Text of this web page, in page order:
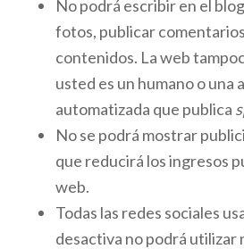
No podrá escribir en el
fotos, publicar
contenidos. La web
usted es un humano o una
automatizada que publica
No se podrá mostrar
que reducirá los ingresos
web.
Todas las redes sociales
desactiva no podrá utilizar